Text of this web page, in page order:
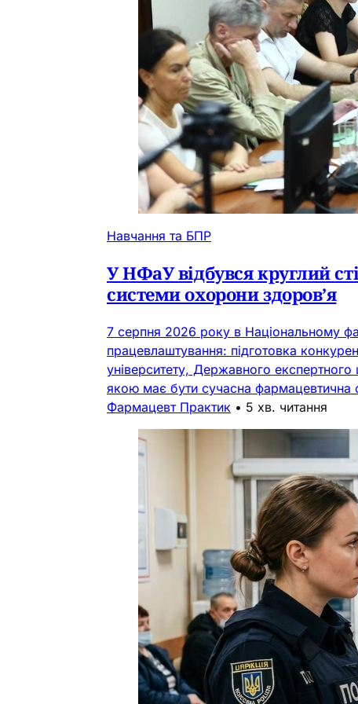
Навчання та БПР
У НФаУ відбувся круглий
системи охорони здоров’я
7 серпня 2026 року в Національному
працевлаштування: підготовка
університету, Державного експертного
якою має бути сучасна фармацевтична
Фармацевт Практик • 5 хв. читання